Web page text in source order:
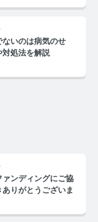
測定キットの
ないのは病気のせ
対処法を解説
ァンディングにご協
ありがとうございま